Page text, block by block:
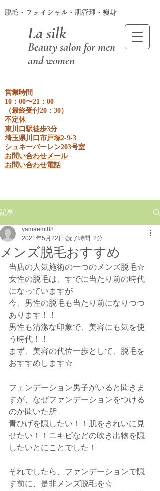
脱毛・フェイシャル・肌管理・痩身
La silk
Beauty salon for men
and women
営業時間
10：00〜21：00
​（最終受付20：30）
不定休
東川口駅徒歩3分
埼玉県川口市戸塚2-9-3
​シュネーバーレン203号室
お問い合わせメール
​お問い合わせ電話
記事
メンズ脱毛おすすめ
yamaemi88
2021年5月22日 読了時間: 2分
当店の人気施術の一つのメンズ脱毛☆
女性の脱毛は、すでに当たり前の時代
になっていますが
今、男性の脱毛も当たり前になりつつ
あります！！
男性も清潔な印象で、美容にも気を使
う時代！！
まず、美容の代位一歩として、脱毛を
おすすめします☆
フェンデーション男子がいると聞きま
すが、なぜファンデーションをつける
のか聞いた所
青ひげを隠したい！！肌をきれいに見
せたい！！ニキビなどの吹き出物を隠
したいとにことでした！
それでしたら、ファンデーションで隠
す前に、是非メンズ脱毛を☆